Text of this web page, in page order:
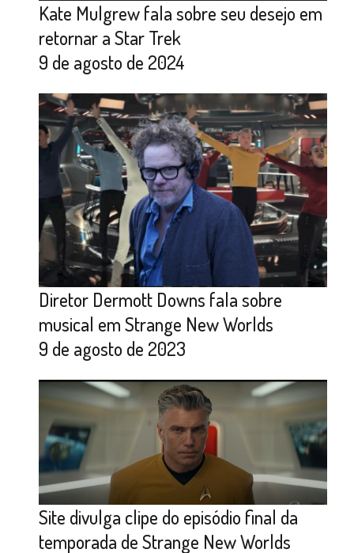
Kate Mulgrew fala sobre seu desejo em
retornar a Star Trek
9 de agosto de 2024
Diretor Dermott Downs fala sobre
musical em Strange New Worlds
9 de agosto de 2023
Site divulga clipe do episódio final da
temporada de Strange New Worlds